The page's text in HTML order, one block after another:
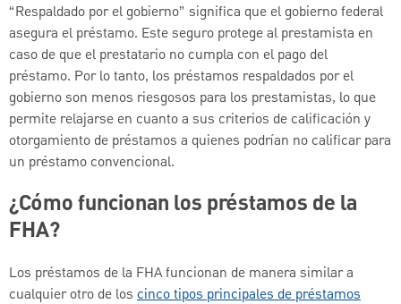
“Respaldado por el gobierno” significa que el gobierno federal
asegura el préstamo. Este seguro protege al prestamista en
caso de que el prestatario no cumpla con el pago del
préstamo. Por lo tanto, los préstamos respaldados por el
gobierno son menos riesgosos para los prestamistas, lo que
permite relajarse en cuanto a sus criterios de calificación y
otorgamiento de préstamos a quienes podrían no calificar para
un préstamo convencional.
¿Cómo funcionan los préstamos de la
FHA?
Los préstamos de la FHA funcionan de manera similar a
cualquier otro de los cinco tipos principales de préstamos